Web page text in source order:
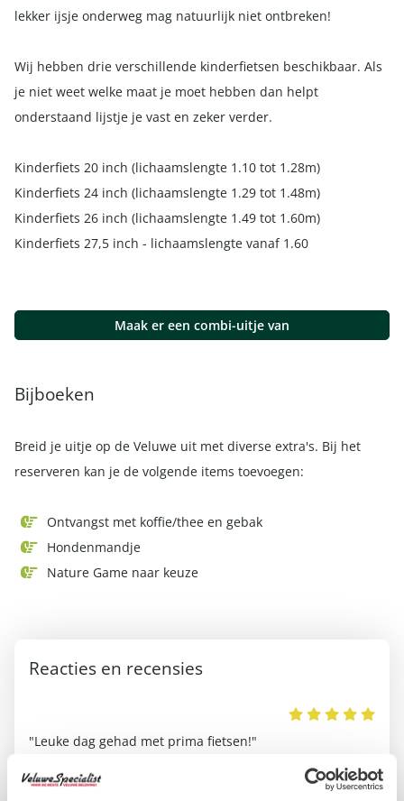
lekker ijsje onderweg mag natuurlijk niet ontbreken!
Wij hebben drie verschillende kinderfietsen beschikbaar. Als
je niet weet welke maat je moet hebben dan helpt
onderstaand lijstje je vast en zeker verder.
Kinderfiets 20 inch (lichaamslengte 1.10 tot 1.28m)
Kinderfiets 24 inch (lichaamslengte 1.29 tot 1.48m)
Kinderfiets 26 inch (lichaamslengte 1.49 tot 1.60m)
Kinderfiets 27,5 inch - lichaamslengte vanaf 1.60
Maak er een combi-uitje van
Bijboeken
Breid je uitje op de Veluwe uit met diverse extra's. Bij het
reserveren kan je de volgende items toevoegen:
Ontvangst met koffie/thee en gebak
Hondenmandje
Nature Game naar keuze
Reacties en recensies
"Leuke dag gehad met prima fietsen!"